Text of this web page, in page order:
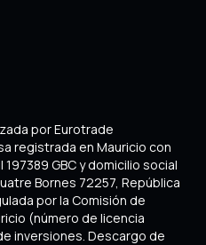
por Eurotrade
registrada en Mauricio con
GBC y domicilio social
Bornes 72257, República
por la Comisión de
(número de licencia
inversiones. Descargo de